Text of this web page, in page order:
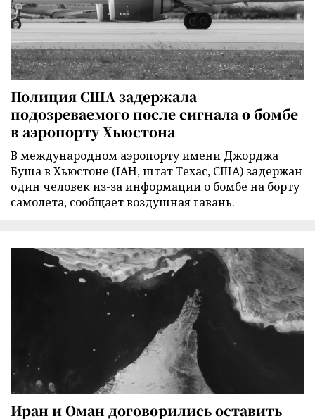
Полиция США задержала
подозреваемого после сигнала о бомбе
в аэропорту Хьюстона
В международном аэропорту имени Джорджа
Буша в Хьюстоне (IAH, штат Техас, США) задержан
один человек из-за информации о бомбе на борту
самолета, сообщает воздушная гавань.
Иран и Оман договорились оставить